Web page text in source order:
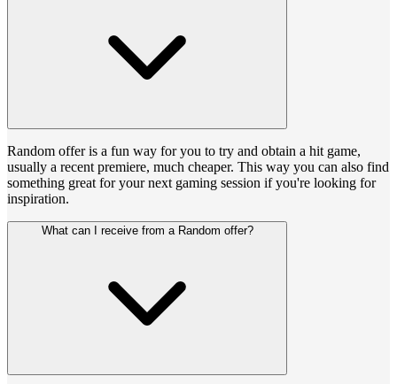
Random offer is a fun way for you to try and obtain a hit game,
usually a recent premiere, much cheaper. This way you can also find
something great for your next gaming session if you're looking for
inspiration.
What can I receive from a Random offer?